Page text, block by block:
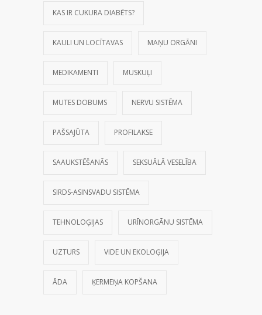
KAS IR CUKURA DIABĒTS?
KAULI UN LOCĪTAVAS MAŅU ORGĀNI
MEDIKAMENTI MUSKUĻI
MUTES DOBUMS NERVU SISTĒMA
PAŠSAJŪTA PROFILAKSE
SAAUKSTĒŠANĀS SEKSUĀLĀ VESELĪBA
SIRDS-ASINSVADU SISTĒMA
TEHNOLOĢIJAS URĪNORGĀNU SISTĒMA
UZTURS VIDE UN EKOLOĢIJA
ĀDA ĶERMEŅA KOPŠANA